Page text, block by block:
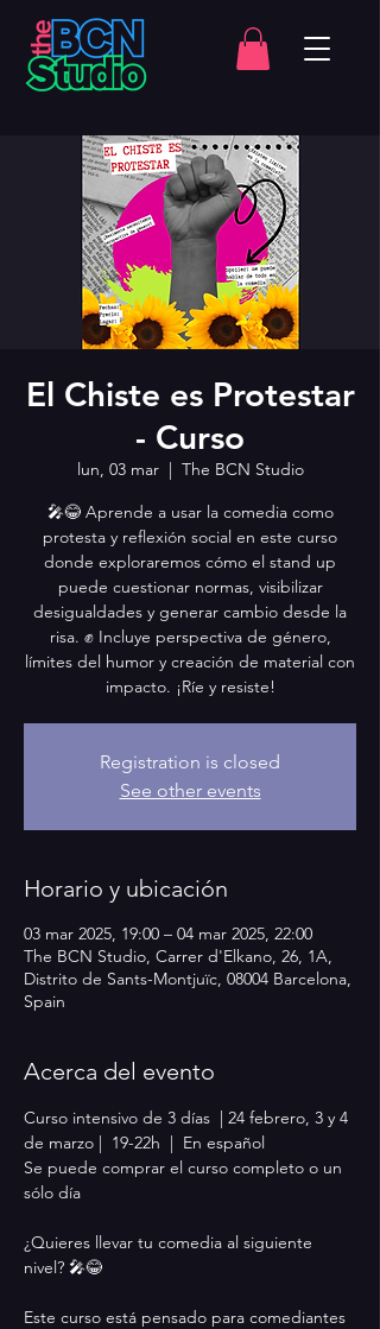
El Chiste es Protestar
- Curso
lun, 03 mar
  |
The BCN Studio
🎤😂 Aprende a usar la comedia como
protesta y reflexión social en este curso
donde exploraremos cómo el stand up
puede cuestionar normas, visibilizar
desigualdades y generar cambio desde la
risa. ✊ Incluye perspectiva de género,
límites del humor y creación de material con
impacto. ¡Ríe y resiste!
Registration is closed
See other events
Horario y ubicación
03 mar 2025, 19:00 – 04 mar 2025, 22:00
The BCN Studio, Carrer d'Elkano, 26, 1A,
Distrito de Sants-Montjuïc, 08004 Barcelona,
Spain
Acerca del evento
Curso intensivo de 3 días  | 24 febrero, 3 y 4
de marzo |  19-22h  |  En español
Se puede comprar el curso completo o un
sólo día
¿Quieres llevar tu comedia al siguiente
nivel? 🎤😂
Este curso está pensado para comediantes